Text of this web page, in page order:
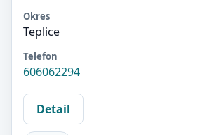
Okres
Teplice
Telefon
606062294
Detail